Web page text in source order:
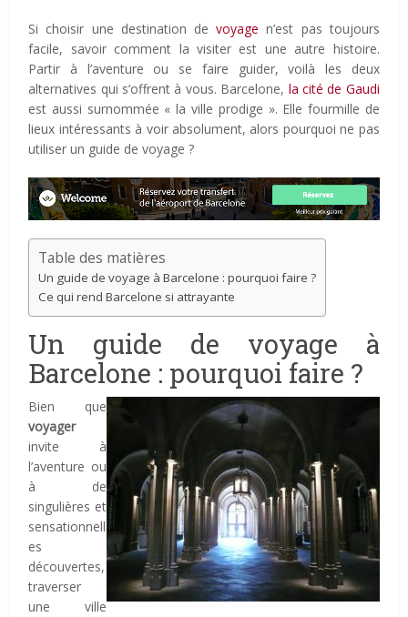
Si choisir une destination devoyage n’est pas toujours
facile, savoir comment la visiter est une autre histoire.
Partir à l’aventure ou se faire guider, voilà les deux
alternatives qui s’offrent à vous. Barcelone, la cité de Gaudi
est aussi surnommée « la ville prodige ». Elle fourmille de
lieux intéressants à voir absolument, alors pourquoi ne pas
utiliser un guide de voyage ?
Table des matières
Un guide de voyage à Barcelone : pourquoi faire ?
Ce qui rend Barcelone si attrayante
Un guide de voyage à
Barcelone : pourquoi faire ?
Bien que
voyager
invite à
l’aventure ou
à de
singulières et
sensationnell
es
découvertes,
traverser
une ville